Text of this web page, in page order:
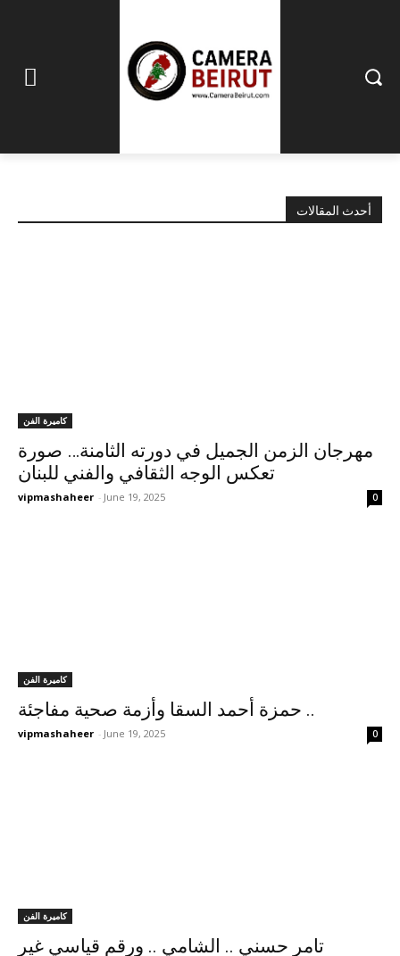
أحدث المقالات
كاميرة الفن
مهرجان الزمن الجميل في دورته الثامنة… صورة
تعكس الوجه الثقافي والفني للبنان
vipmashaheer - June 19, 2025 0
كاميرة الفن
حمزة أحمد السقا وأزمة صحية مفاجئة ..
vipmashaheer - June 19, 2025 0
كاميرة الفن
تامر حسني .. الشامي .. ورقم قياسي غير